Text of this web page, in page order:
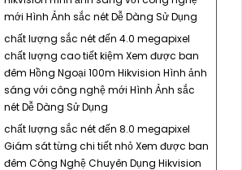
mới Hình Ảnh sắc nét Dễ Dàng Sử Dụng
chất lượng sắc nét đến 4.0 megapixel
chất lượng cao tiết kiệm Xem được ban
đêm Hồng Ngoại 100m Hikvision Hình ảnh
sáng với công nghệ mới Hình Ảnh sắc
nét Dễ Dàng Sử Dụng
chất lượng sắc nét đến 8.0 megapixel
Giám sát từng chi tiết nhỏ Xem được ban
đêm Công Nghệ Chuyên Dụng Hikvision